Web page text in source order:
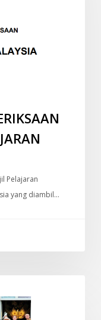
Pelajaran
yang diambil…